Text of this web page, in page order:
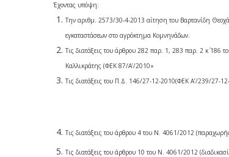
Έχοντας υπόψη:
Την αριθμ. 2573/30-4-2013 αίτηση του Βαρτανίδη
εγκαταστάσεων στο αγρόκτημα Κομνηνάδων.
Τις διατάξεις του άρθρου 282 παρ. 1, 283 παρ. 2 κ΄ 186
Καλλικράτης (ΦΕΚ 87/Α’/2010»
Τις διατάξεις του Π.Δ. 146/27-12-2010(ΦΕΚ Α’/239/27-
Τις διατάξεις του άρθρου 4 του Ν. 4061/2012
Τις διατάξεις του άρθρου 10 του Ν. 4061/2012